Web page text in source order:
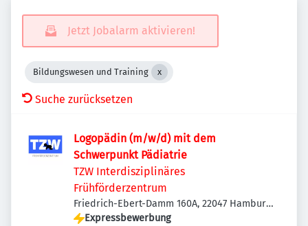
Jetzt Jobalarm aktivieren!
Bildungswesen und Training
Suche zurücksetzen
Logopädin (m/w/d) mit dem
Schwerpunkt Pädiatrie
TZW Interdisziplinäres
Frühförderzentrum
Friedrich-Ebert-Damm 160A, 22047 Hamburg,
Deutschland
Expressbewerbung